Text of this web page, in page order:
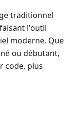
traditionnel
l'outil
moderne. Que
ou débutant,
code, plus